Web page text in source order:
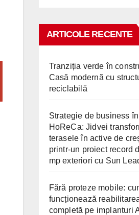
ARTICOLE RECENTE
Tranziția verde în
Casă modernă cu
reciclabilă
Strategie de business în
HoReCa: Jidvei
terasele în active de
printr-un proiect record
mp exteriori cu Sun
Fără proteze mobile:
funcționează
completă pe implanturi